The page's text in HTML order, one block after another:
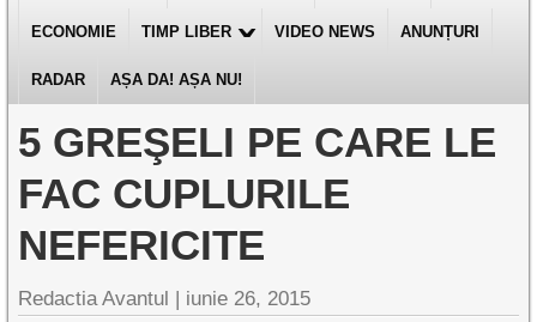
ECONOMIE TIMP LIBER VIDEO NEWS ANUNȚURI
RADAR AȘA DA! AȘA NU!
5 GREŞELI PE CARE LE
FAC CUPLURILE
NEFERICITE
Redactia Avantul | iunie 26, 2015